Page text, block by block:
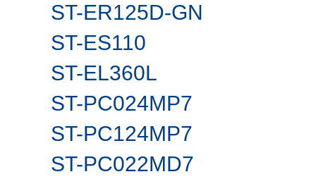
ST-ER125D-GN
ST-ES110
ST-EL360L
ST-PC024MP7
ST-PC124MP7
ST-PC022MD7